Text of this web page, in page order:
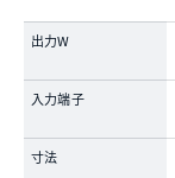
出力W
入力端子
寸法